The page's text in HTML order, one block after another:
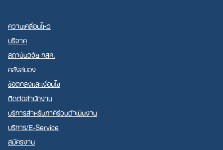
ความเคลื่อนไหว
บริจาค
สถาบันวิจัย กสศ.
คลังสมอง
ข้อตกลงและเงื่อนไข
ติดต่อสำนักงาน
บริการสำหรับภาคีร่วมดำเนินงาน
บริการ/E-Service
สมัครงาน